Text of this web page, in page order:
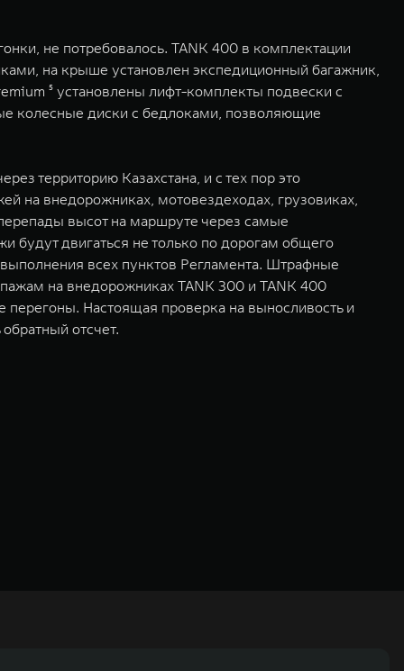
не потребовалось. TANK 400 в комплектации
на крыше установлен экспедиционный багажник,
⁵ установлены лифт-комплекты подвески с
колесные диски с бедлоками, позволяющие
территорию Казахстана, и с тех пор это
на внедорожниках, мотовездеходах, грузовиках,
высот на маршруте через самые
будут двигаться не только по дорогам общего
всех пунктов Регламента. Штрафные
на внедорожниках TANK 300 и TANK 400
перегоны. Настоящая проверка на выносливость и
отсчет.